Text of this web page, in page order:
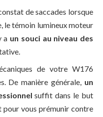
de saccades lorsque
le témoin lumineux moteur
a un souci au niveau des
de votre W176
De manière générale, un
suffit dans le but
vous prémunir contre